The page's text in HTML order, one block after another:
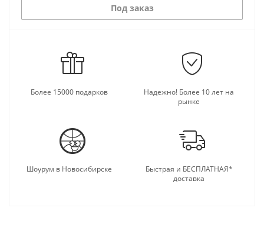
Под заказ
Более 15000 подарков
Надежно! Более 10 лет на
рынке
Шоурум в Новосибирске
Быстрая и БЕСПЛАТНАЯ*
доставка